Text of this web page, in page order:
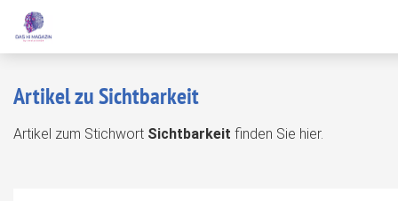
Artikel zu Sichtbarkeit
Artikel zum Stichwort Sichtbarkeit finden Sie hier.